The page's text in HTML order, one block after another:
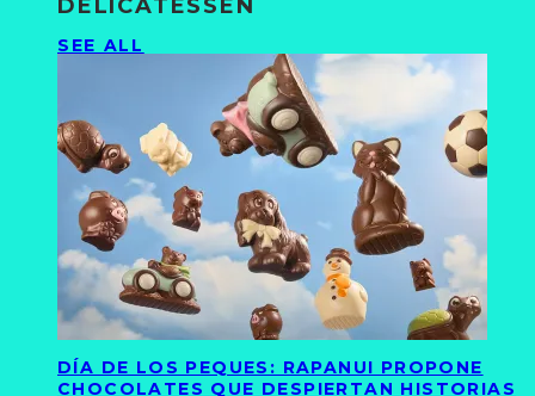
DELICATESSEN
SEE ALL
DÍA DE LOS PEQUES: RAPANUI PROPONE
CHOCOLATES QUE DESPIERTAN HISTORIAS